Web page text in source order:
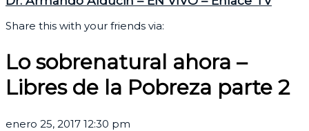
Share this with your friends via:
Lo sobrenatural ahora –
Libres de la Pobreza parte 2
enero 25, 2017 12:30 pm